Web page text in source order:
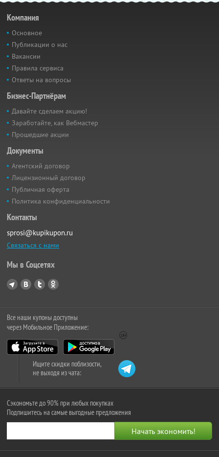
Компания
Основное
Публикации о нас
Вакансии
Правила сервиса
Ответы на вопросы
Бизнес-Партнёрам
Давайте сделаем акцию!
Заработайте, как Вебмастер
Прошедшие акции
Документы
Агентский договор
Лицензионный договор
Публичная оферта
Политика конфиденциальности
Контакты
sprosi@kupikupon.ru
Связаться с нами
Мы в Соцсетях
Все наши купоны доступны
через Мобильное Приложение:
Ищите скидки поблизости,
не выходя из чата:
Сэкономьте до 90% при любых покупках
Подпишитесь на самые выгодные предложения